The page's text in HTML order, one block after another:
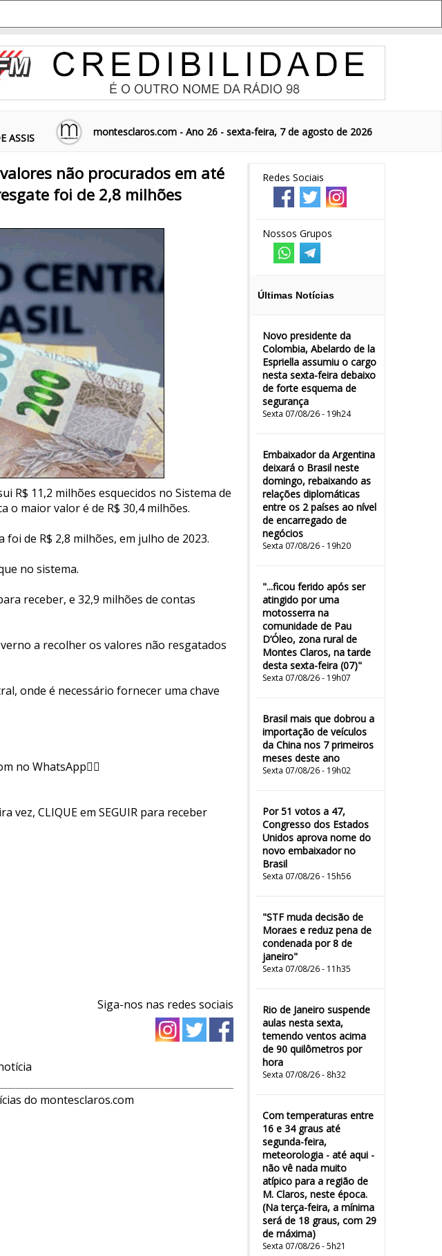
ASSIS
montesclaros.com - Ano 26 - sexta-feira, 7 de agosto de 2026
Redes Sociais
Nossos Grupos
Últimas Notícias
Novo presidente da
Colombia, Abelardo de la
Espriella assumiu o cargo
nesta sexta-feira debaixo
de forte esquema de
segurança
Sexta 07/08/26 - 19h24
Embaixador da Argentina
deixará o Brasil neste
domingo, rebaixando as
relações diplomáticas
entre os 2 países ao nível
de encarregado de
negócios
Sexta 07/08/26 - 19h20
"...ficou ferido após ser
atingido por uma
motosserra na
comunidade de Pau
D’Óleo, zona rural de
Montes Claros, na tarde
desta sexta-feira (07)"
Sexta 07/08/26 - 19h07
Brasil mais que dobrou a
importação de veículos
da China nos 7 primeiros
meses deste ano
Sexta 07/08/26 - 19h02
Por 51 votos a 47,
Congresso dos Estados
Unidos aprova nome do
novo embaixador no
Brasil
Sexta 07/08/26 - 15h56
"STF muda decisão de
Moraes e reduz pena de
condenada por 8 de
janeiro"
Sexta 07/08/26 - 11h35
Rio de Janeiro suspende
aulas nesta sexta,
temendo ventos acima
de 90 quilômetros por
hora
Sexta 07/08/26 - 8h32
Com temperaturas entre
16 e 34 graus até
segunda-feira,
meteorologia - até aqui -
não vê nada muito
atípico para a região de
M. Claros, neste época.
(Na terça-feira, a mínima
será de 18 graus, com 29
de máxima)
Sexta 07/08/26 - 5h21
não procurados em até
foi de 2,8 milhões
R$ 11,2 milhões esquecidos no Sistema de
o maior valor é de R$ 30,4 milhões.
de R$ 2,8 milhões, em julho de 2023.
no sistema.
receber, e 32,9 milhões de contas
a recolher os valores não resgatados
onde é necessário fornecer uma chave
no WhatsApp👇🏻
CLIQUE em SEGUIR para receber
Siga-nos nas redes sociais
do montesclaros.com